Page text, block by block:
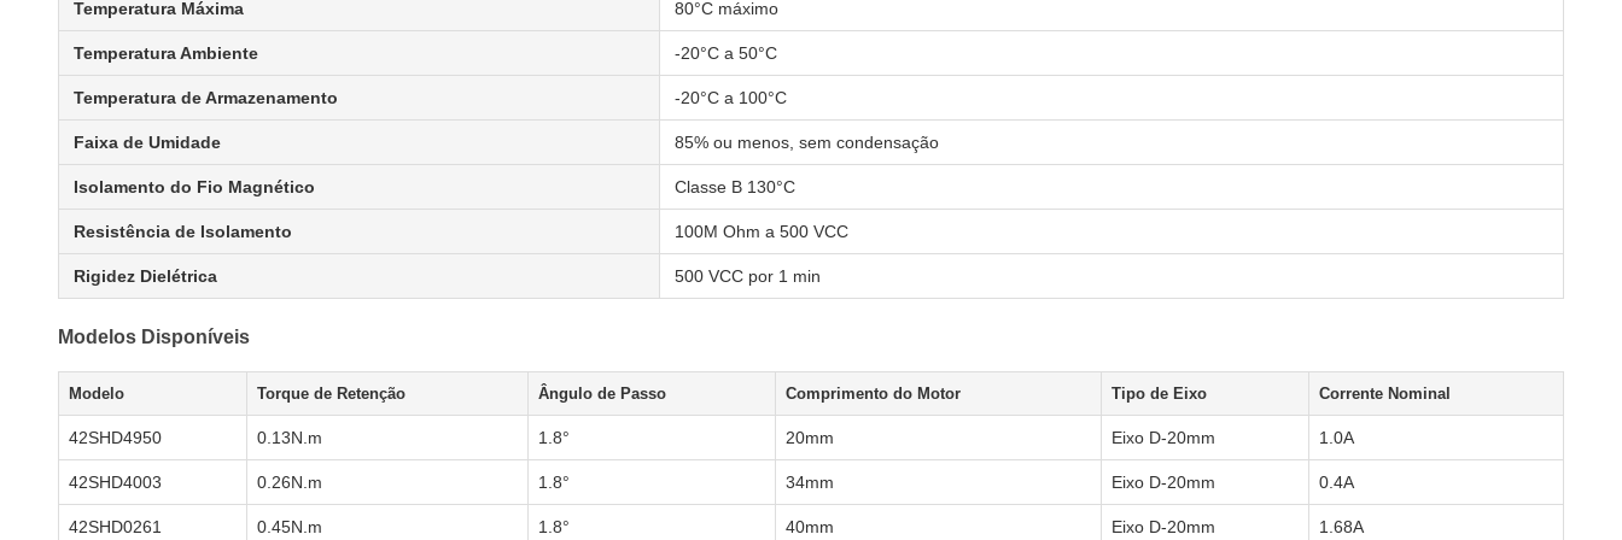
Temperatura Máxima 80°C máximo
Temperatura Ambiente -20°C a 50°C
Temperatura de Armazenamento -20°C a 100°C
Faixa de Umidade 85% ou menos, sem condensação
Isolamento do Fio Magnético Classe B 130°C
Resistência de Isolamento 100M Ohm a 500 VCC
Rigidez Dielétrica 500 VCC por 1 min
Modelos Disponíveis
Modelo Torque de Retenção Ângulo de Passo Comprimento do Motor Tipo de Eixo Corrente Nominal
42SHD4950 0.13N.m 1.8° 20mm Eixo D-20mm 1.0A
42SHD4003 0.26N.m 1.8° 34mm Eixo D-20mm 0.4A
42SHD0261 0.45N.m 1.8° 40mm Eixo D-20mm 1.68A